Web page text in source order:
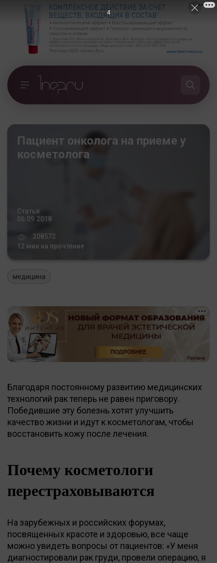
Пациент онколога на приеме у
косметолога
Статья
06.09.2018
208572
12 мин на прочтение
медицина
Благодаря постоянному развитию медицинских
технологий рак теперь не равен приговору.
Победившие эту болезнь хотят улучшить
качество жизни и идут к косметологам, чтобы
восстановить кожу после лечения.
Почему косметологи
перестраховываются
На зарубежных и российских форумах,
посвященных красоте и здоровью, все чаще
можно увидеть вопросы от пациентов: «У меня
диагностировали рак груди, провели операцию, я
3